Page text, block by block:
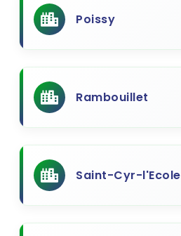
Poissy
Rambouillet
Saint-Cyr-l'Ecole